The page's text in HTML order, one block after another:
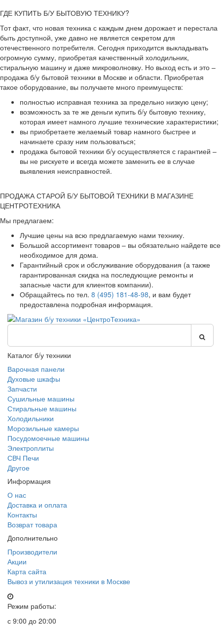
ГДЕ КУПИТЬ Б/У БЫТОВУЮ ТЕХНИКУ?
Тот факт, что новая техника с каждым днем дорожает и перестала
быть доступной, уже давно не является секретом для
отечественного потребителя. Сегодня приходится выкладывать
огромную сумму, приобретая качественный холодильник,
стиральную машину и даже микроволновку. Но выход есть и это –
продажа б/у бытовой техники в Москве и области. Приобретая
такое оборудование, вы получаете много преимуществ:
полностью исправная техника за предельно низкую цену;
возможность за те же деньги купить б/у бытовую технику,
которая имеет намного лучшие технические характеристики;
вы приобретаете желаемый товар намного быстрее и
начинаете сразу ним пользоваться;
продажа бытовой техники б/у осуществляется с гарантией –
вы не рискуете и всегда можете заменить ее в случае
выявления неисправностей.
ПРОДАЖА СТАРОЙ Б/У БЫТОВОЙ ТЕХНИКИ В МАГАЗИНЕ
ЦЕНТРОТЕХНИКА
Мы предлагаем:
Лучшие цены на всю предлагаемую нами технику.
Большой ассортимент товаров – вы обязательно найдете все
необходимое для дома.
Гарантийный срок и обслуживание оборудования (а также
гарантированная скидка на последующие ремонты и
запасные части для клиентов компании).
Обращайтесь по тел. 8 (495) 181-48-98, и вам будет
предоставлена подробная информация.
Каталог б/у техники
Варочная панели
Духовые шкафы
Запчасти
Сушильные машины
Стиральные машины
Холодильники
Морозильные камеры
Посудомоечные машины
Электроплиты
СВЧ Печи
Другое
Информация
О нас
Доставка и оплата
Контакты
Возврат товара
Дополнительно
Производители
Акции
Карта сайта
Вывоз и утилизация техники в Москве
Режим работы:
с 9:00 до 20:00